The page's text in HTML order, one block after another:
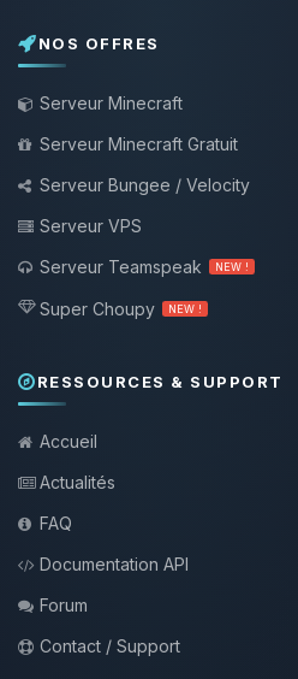
NOS OFFRES
Serveur Minecraft
Serveur Minecraft Gratuit
Serveur Bungee / Velocity
Serveur VPS
Serveur Teamspeak
NEW !
Super Choupy NEW !
RESSOURCES & SUPPORT
Accueil
Actualités
FAQ
Documentation API
Forum
Contact / Support